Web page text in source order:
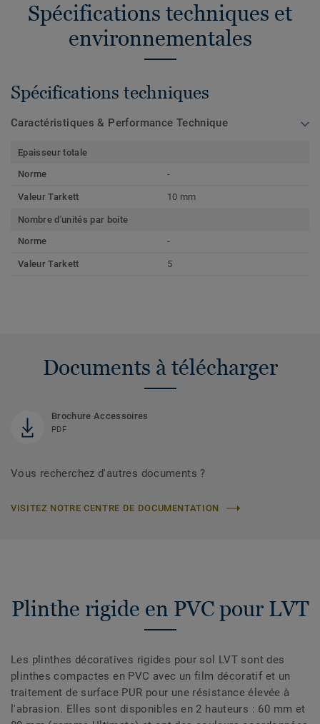
Spécifications techniques et
environnementales
Spécifications techniques
Caractéristiques & Performance Technique
Epaisseur totale
Norme
-
Valeur Tarkett 10 mm
Nombre d'unités par boite
Norme
-
Valeur Tarkett 5
Documents à télécharger
Brochure Accessoires
PDF
Vous recherchez d'autres documents ?
VISITEZ NOTRE CENTRE DE DOCUMENTATION
Plinthe rigide en PVC pour LVT
Les plinthes décoratives rigides pour sol LVT sont des
plinthes compactes en PVC avec un film décoratif et un
traitement de surface PUR pour une résistance élevée à
l'abrasion. Elles sont disponibles en 2 hauteurs : 60 mm et